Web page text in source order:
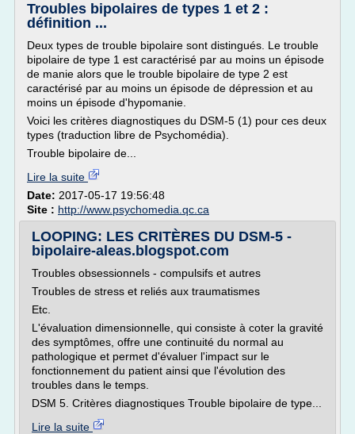
Troubles bipolaires de types 1 et 2 :
définition ...
Deux types de trouble bipolaire sont distingués. Le trouble
bipolaire de type 1 est caractérisé par au moins un épisode
de manie alors que le trouble bipolaire de type 2 est
caractérisé par au moins un épisode de dépression et au
moins un épisode d'hypomanie.
Voici les critères diagnostiques du DSM-5 (1) pour ces deux
types (traduction libre de Psychomédia).
Trouble bipolaire de...
Lire la suite
Date: 2017-05-17 19:56:48
Site : http://www.psychomedia.qc.ca
LOOPING: LES CRITÈRES DU DSM-5 -
bipolaire-aleas.blogspot.com
Troubles obsessionnels - compulsifs et autres
Troubles de stress et reliés aux traumatismes
Etc.
L'évaluation dimensionnelle, qui consiste à coter la gravité
des symptômes, offre une continuité du normal au
pathologique et permet d'évaluer l'impact sur le
fonctionnement du patient ainsi que l'évolution des
troubles dans le temps.
DSM 5. Critères diagnostiques Trouble bipolaire de type...
Lire la suite